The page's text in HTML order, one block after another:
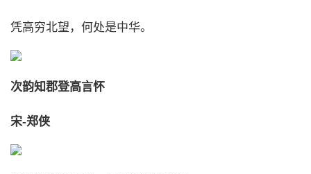
凭高穷北望，何处是中华。
次韵知郡登高言怀
宋-郑侠